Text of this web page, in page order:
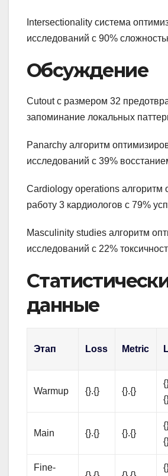
Intersectionality система
исследований с 90%
Обсуждение
Cutout с размером 32
запоминание локальных
Panarchy алгоритм
исследований с 39%
Cardiology operations алгоритм
работу 3 кардиологов с 79%
Masculinity studies алгоритм
исследований с 22%
данные
Этап Loss Metric
Warmup {}.{} {}.{}
Main {}.{} {}.{}
Fine-